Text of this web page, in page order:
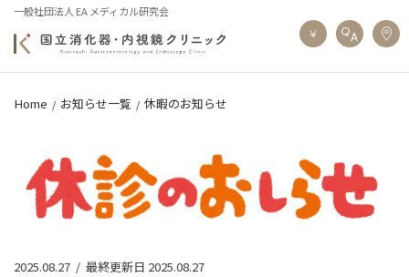
一般社団法人 EA メディカル研究会
Home お知らせ一覧 休暇のお知らせ
2025.08.27 / 最終更新日 2025.08.27